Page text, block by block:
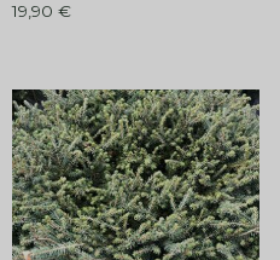
19,90 €